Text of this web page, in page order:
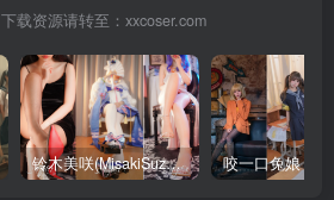
下载资源请转至：xxcoser.com
铃木美咲(MisakiSuzuki) 合集下载 咬一口兔娘 合